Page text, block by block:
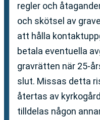
regler och
och skötsel av
att hålla
betala eventuella
gravrätten när 25-
slut. Missas detta
återtas av
tilldelas någon